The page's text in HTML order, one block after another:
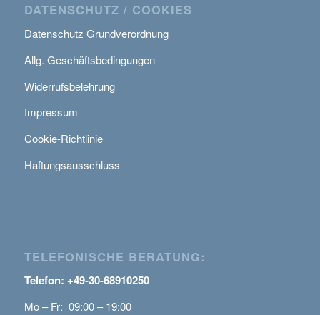
DATENSCHUTZ / COOKIES
Datenschutz Grundverordnung
Allg. Geschäftsbedingungen
Widerrufsbelehrung
Impressum
Cookie-Richtlinie
Haftungsausschluss
TELEFONISCHE BERATUNG:
Telefon: +49-30-68910250
Mo – Fr: 09:00 – 19:00